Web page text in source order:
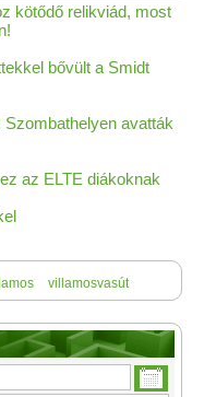
kötődő relikviád, most
bővült a Smidt
avatták
az ELTE diákoknak
villamosvasút